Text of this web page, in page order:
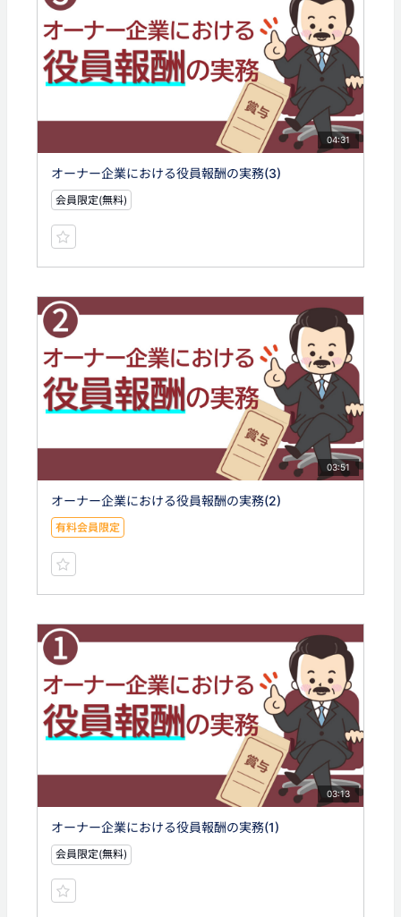
04:31
オーナー企業における役員報酬の実務(3)
会員限定(無料)
03:51
オーナー企業における役員報酬の実務(2)
有料会員限定
03:13
オーナー企業における役員報酬の実務(1)
会員限定(無料)